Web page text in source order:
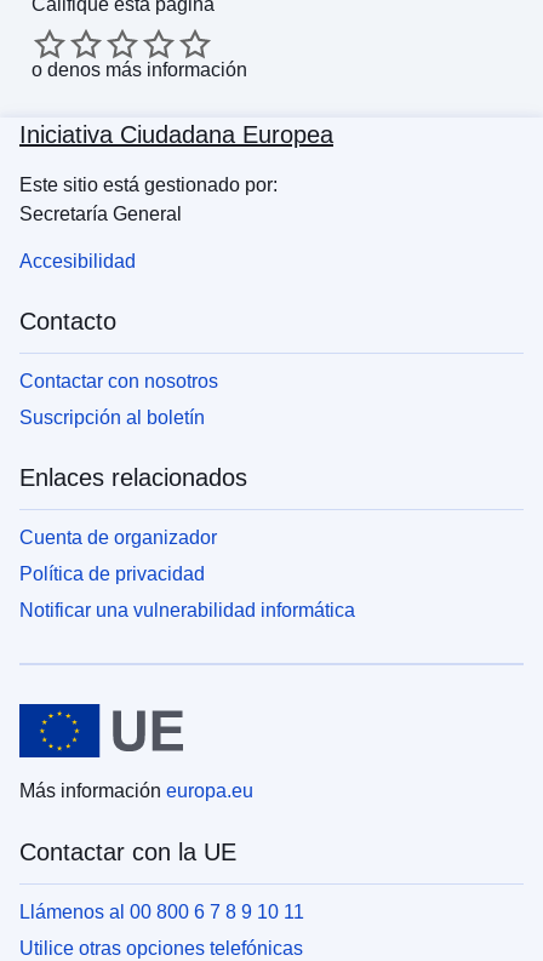
o denos más información
Iniciativa Ciudadana Europea
Este sitio está gestionado por:
Secretaría General
Accesibilidad
Contacto
Contactar con nosotros
Suscripción al boletín
Enlaces relacionados
Cuenta de organizador
Política de privacidad
Notificar una vulnerabilidad informática
Más información europa.eu
Contactar con la UE
Llámenos al 00 800 6 7 8 9 10 11
Utilice otras opciones telefónicas